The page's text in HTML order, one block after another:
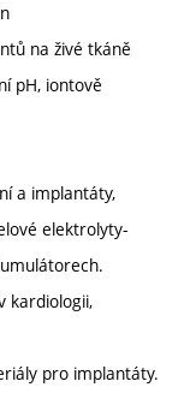
na živé tkáně
pH, iontově
a implantáty,
elektrolyty-
kardiologii,
pro implantáty.